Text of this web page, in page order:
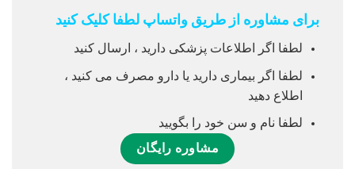
برای مشاوره از طریق واتساپ لطفا کلیک کنید
لطفا اگر اطلاعات پزشکی دارید ، ارسال کنید
لطفا اگر بیماری دارید یا دارو مصرف می کنید ،
اطلاع دهید
لطفا نام و سن خود را بگویید
مشاوره رایگان